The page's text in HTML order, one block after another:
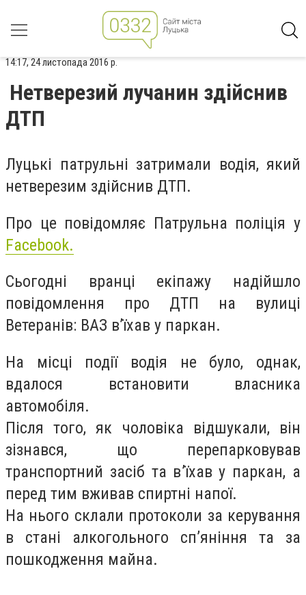
14:17, 24 листопада 2016 р.
Нетверезий лучанин здійснив
ДТП
Луцькі патрульні затримали водія, який
нетверезим здійснив ДТП.
Про це повідомляє Патрульна поліція у
Facebook.
Сьогодні вранці екіпажу надійшло
повідомлення про ДТП на вулиці
Ветеранів: ВАЗ в’їхав у паркан.
На місці події водія не було, однак,
вдалося встановити власника
автомобіля.
Після того, як чоловіка відшукали, він
зізнався, що перепарковував
транспортний засіб та в’їхав у паркан, а
перед тим вживав спиртні напої.
На нього склали протоколи за керування
в стані алкогольного сп’яніння та за
пошкодження майна.